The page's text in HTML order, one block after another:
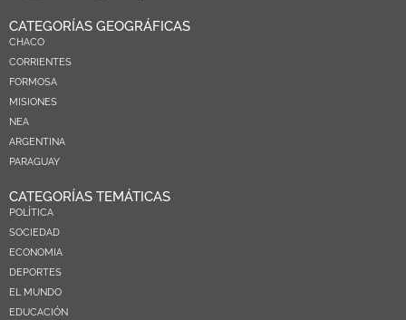
CATEGORÍAS GEOGRÁFICAS
CHACO
CORRIENTES
FORMOSA
MISIONES
NEA
ARGENTINA
PARAGUAY
CATEGORÍAS TEMÁTICAS
POLÍTICA
SOCIEDAD
ECONOMIA
DEPORTES
EL MUNDO
EDUCACIÓN